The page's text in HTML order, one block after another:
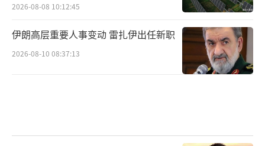
2026-08-08 10:12:45
伊朗高层重要人事变动 雷扎伊出任新职
2026-08-10 08:37:13